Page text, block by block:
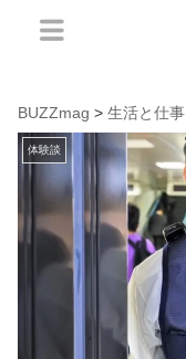
BUZZmag > 生活と仕事
体験談